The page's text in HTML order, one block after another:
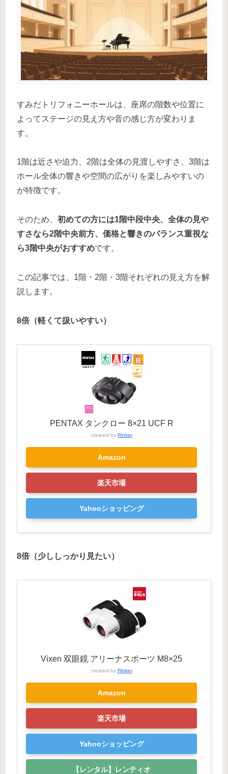
すみだトリフォニーホールは、座席の階数や位置に
よってステージの見え方や音の感じ方が変わりま
す。
1階は近さや迫力、2階は全体の見渡しやすさ、3階は
ホール全体の響きや空間の広がりを楽しみやすいの
が特徴です。
そのため、 初めての方には1階中段中央、全体の見や
すさなら2階中央前方、価格と響きのバランス重視な
ら3階中央がおすすめです。
この記事では、1階・2階・3階それぞれの見え方を解
説します。
8倍（軽くて扱いやすい）
PENTAX タンクロー 8×21 UCF R
created by Rinker
Amazon
楽天市場
Yahooショッピング
8倍（少ししっかり見たい）
Vixen 双眼鏡 アリーナスポーツ M8×25
created by Rinker
Amazon
楽天市場
Yahooショッピング
【レンタル】レンティオ